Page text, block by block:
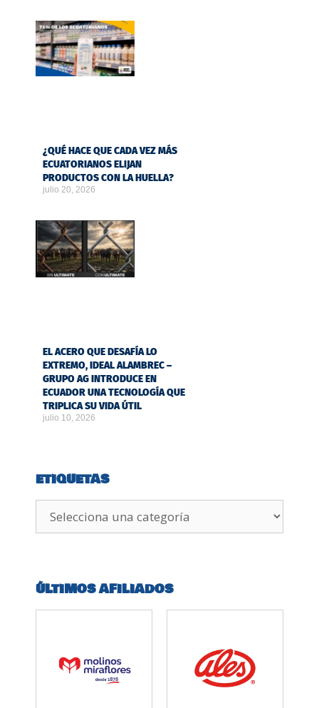
¿QUÉ HACE QUE CADA VEZ MÁS
ECUATORIANOS ELIJAN
PRODUCTOS CON LA HUELLA?
julio 20, 2026
EL ACERO QUE DESAFÍA LO
EXTREMO, IDEAL ALAMBREC –
GRUPO AG INTRODUCE EN
ECUADOR UNA TECNOLOGÍA QUE
TRIPLICA SU VIDA ÚTIL
julio 10, 2026
ETIQUETAS
ÚLTIMOS AFILIADOS